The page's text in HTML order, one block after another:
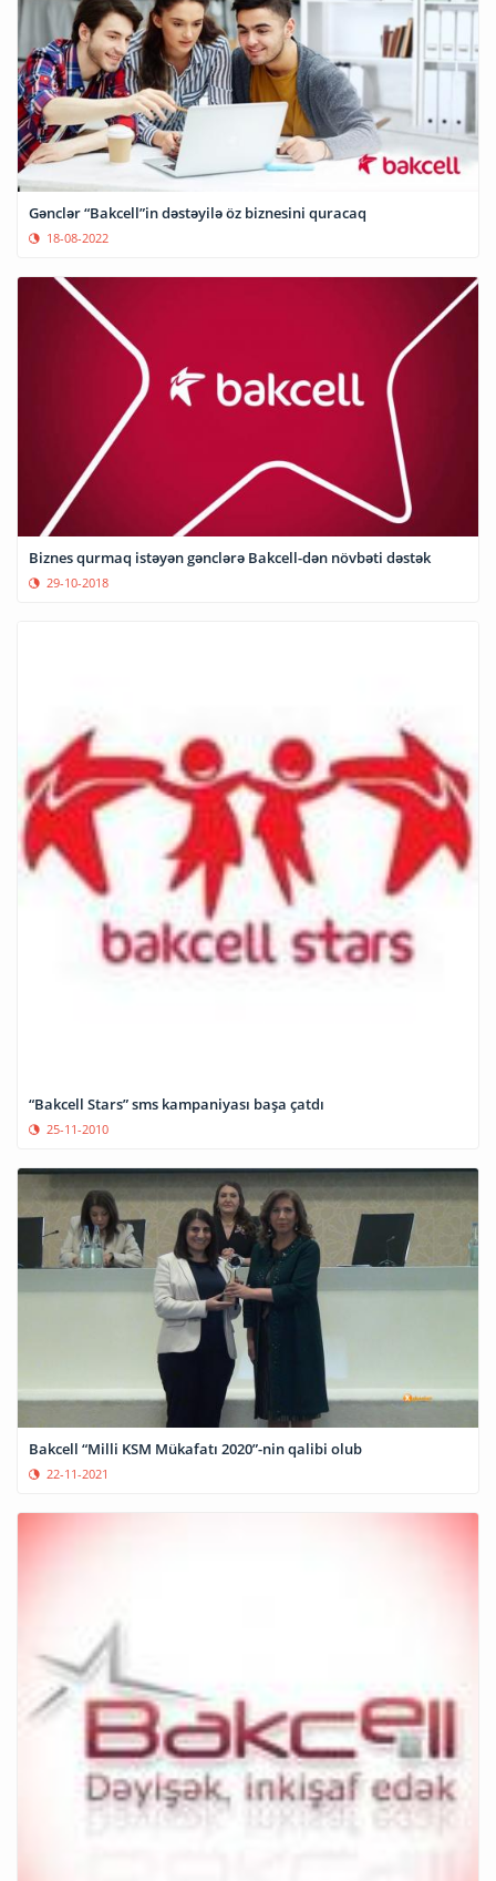
Gənclər “Bakcell”in dəstəyilə öz biznesini quracaq
18-08-2022
Biznes qurmaq istəyən gənclərə Bakcell-dən növbəti dəstək
29-10-2018
“Bakcell Stars” sms kampaniyası başa çatdı
25-11-2010
Bakcell “Milli KSM Mükafatı 2020”-nin qalibi olub
22-11-2021